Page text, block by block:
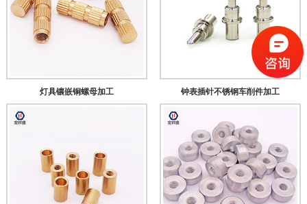
灯具镶嵌铜螺母加工 钟表插针不锈钢车削件加工